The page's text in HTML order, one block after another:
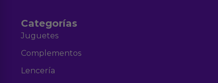
Categorías
Juguetes
Complementos
Lencería